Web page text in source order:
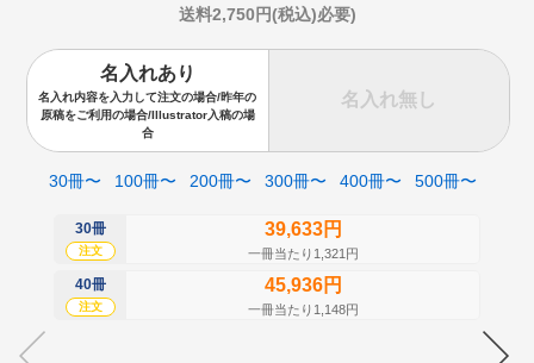
送料2,750円(税込)必要)
名入れあり
名入れ内容を入力して注文の場合/昨年の
原稿をご利用の場合/Illustrator入稿の場
合
名入れ無し
30冊〜 100冊〜 200冊〜 300冊〜 400冊〜 500冊〜
30冊
注文
39,633円
一冊当たり1,321円
40冊
注文
45,936円
一冊当たり1,148円